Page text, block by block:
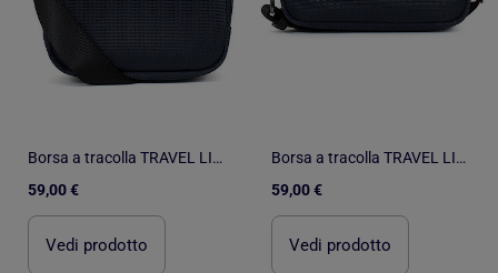
Borsa a tracolla TRAVEL LIGHT
59,00 €
Vedi prodotto
Borsa a tracolla TRAVEL LIGHT
59,00 €
Vedi prodotto